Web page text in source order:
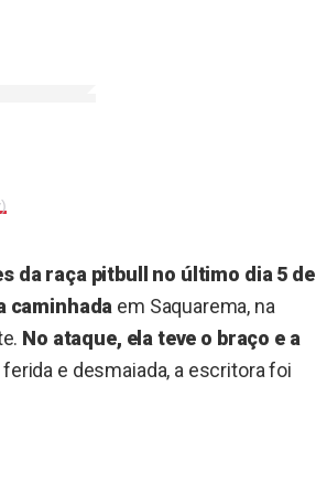
da raça pitbull no último dia 5 de
caminhada em Saquarema, na
No ataque, ela teve o braço e a
e desmaiada, a escritora foi